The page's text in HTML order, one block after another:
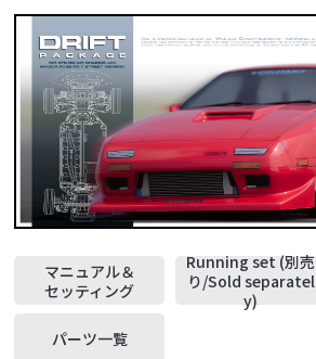
マニュアル＆
セッティング
Running set (別売
り/Sold separatel
y)
パーツ一覧